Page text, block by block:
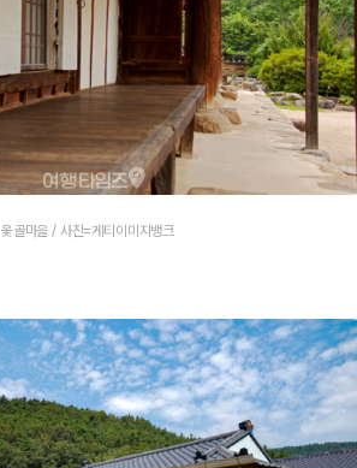
옻골마을 / 사진=게티이미지뱅크